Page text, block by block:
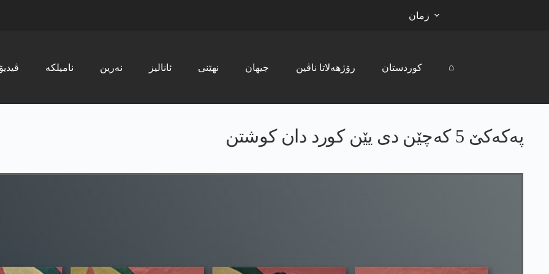
زمان
ڤیدیۆ نامیلکە نەرین ئانالیز نھێنی جیھان رۆژھەلاتا ناڤین کوردستان ⌂
په‌كه‌كێ 5 كه‌چێن دی یێن كورد دان كوشتن